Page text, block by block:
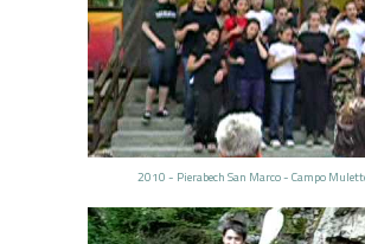
2010 - Pierabech San Marco - Campo